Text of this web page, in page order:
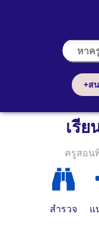
+ส
เรี
ครูสอน
สำรวจ แ